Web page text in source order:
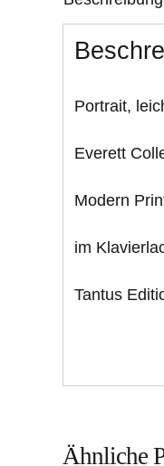
Portrait,
Everett
Modern
im
Tantus
Ähnliche